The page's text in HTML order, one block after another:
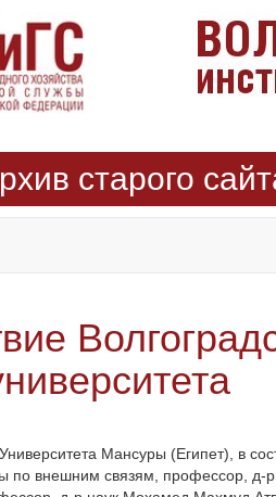
старого
Мансуры (Египет), в
по внешним связям, профессор,